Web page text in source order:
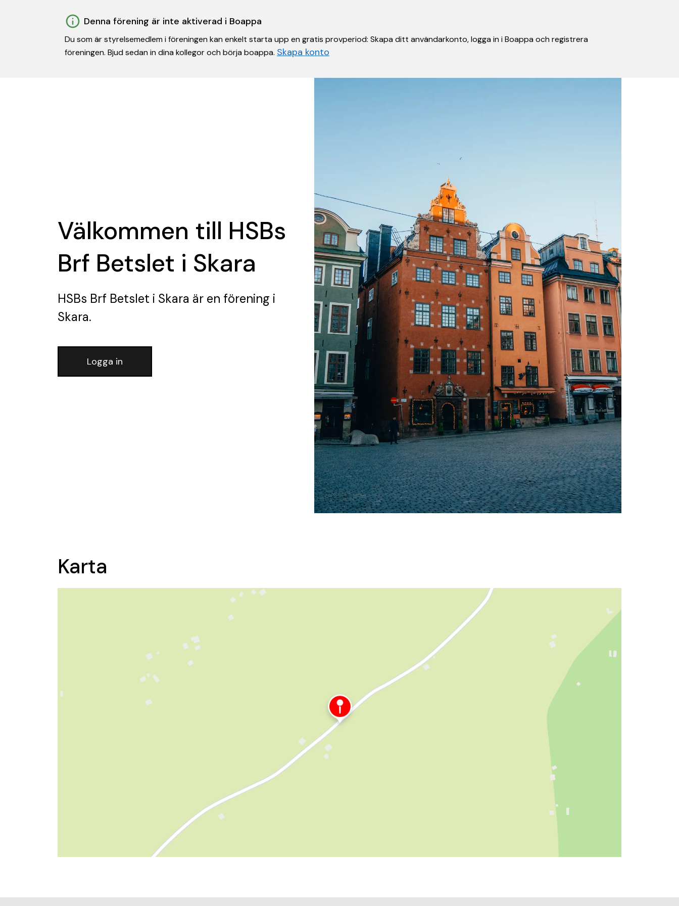
Denna förening är inte aktiverad i Boappa
Du som är styrelsemedlem i föreningen kan enkelt starta upp en gratis provperiod: Skapa ditt användarkonto, logga in i Boappa och registrera
föreningen. Bjud sedan in dina kollegor och börja boappa. Skapa konto
Välkommen till HSBs
Brf Betslet i Skara
HSBs Brf Betslet i Skara är en förening i
Skara.
Logga in
Karta